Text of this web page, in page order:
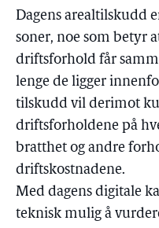
Dagens arealtilskudd
soner, noe som betyr
driftsforhold får
lenge de ligger
tilskudd vil derimot
driftsforholdene på
bratthet og andre
driftskostnadene.
Med dagens digitale
teknisk mulig å